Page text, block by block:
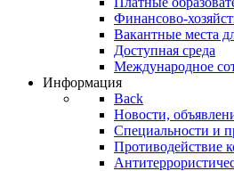
Финансово-
Вакантные места
Доступная среда
Международное
Информация
Back
Новости,
Специальности и
Противодействие